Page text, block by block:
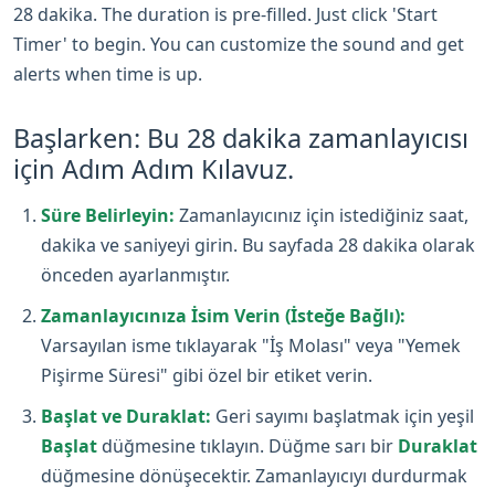
28 dakika. The duration is pre-filled. Just click 'Start
Timer' to begin. You can customize the sound and get
alerts when time is up.
Başlarken: Bu 28 dakika zamanlayıcısı
için Adım Adım Kılavuz.
Süre Belirleyin: Zamanlayıcınız için istediğiniz saat,
dakika ve saniyeyi girin. Bu sayfada 28 dakika olarak
önceden ayarlanmıştır.
Zamanlayıcınıza İsim Verin (İsteğe Bağlı):
Varsayılan isme tıklayarak "İş Molası" veya "Yemek
Pişirme Süresi" gibi özel bir etiket verin.
Başlat ve Duraklat: Geri sayımı başlatmak için yeşil
Başlat düğmesine tıklayın. Düğme sarı bir Duraklat
düğmesine dönüşecektir. Zamanlayıcıyı durdurmak